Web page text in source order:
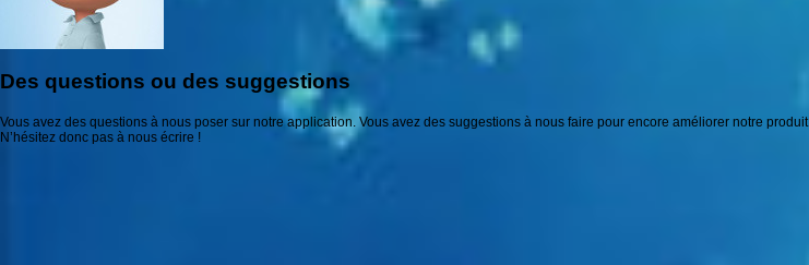
Des questions ou des suggestions
Vous avez des questions à nous poser sur notre application. Vous avez des suggestions à nous faire pour encore améliorer notre produit.
N’hésitez donc pas à nous écrire !